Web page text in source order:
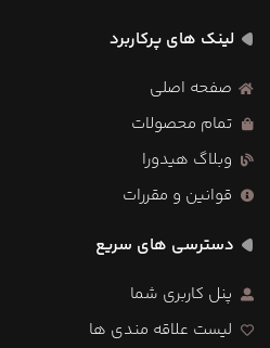
لینک های پرکاربرد
صفحه اصلی
تمام محصولات
وبلاگ هیدورا
قوانین و مقررات
دسترسی های سریع
پنل کاربری شما
لیست علاقه مندی ها